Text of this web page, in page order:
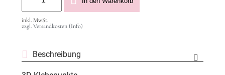
inkl. MwSt.
zzgl. Versandkosten (Info)
Beschreibung